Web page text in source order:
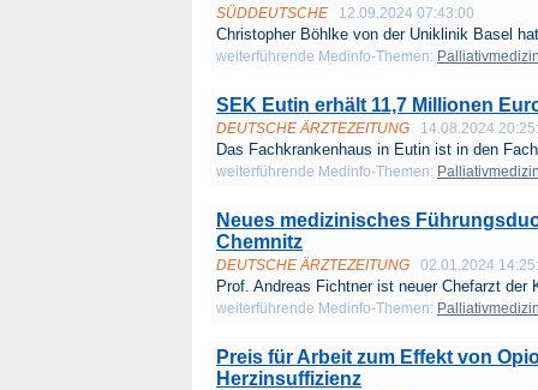
SÜDDEUTSCHE 12.09.2024 07:43:00
Christopher Böhlke von der Uniklinik Basel
weiterführende Medinfo-Themen:
SEK Eutin erhält 11,7 Millionen
DEUTSCHE ÄRZTEZEITUNG 14.08.2024
Das Fachkrankenhaus in Eutin ist in den
weiterführende Medinfo-Themen:
Neues medizinisches
Chemnitz
DEUTSCHE ÄRZTEZEITUNG 02.01.2024
Prof. Andreas Fichtner ist neuer Chefarzt der
weiterführende Medinfo-Themen:
Preis für Arbeit zum Effekt von
Herzinsuffizienz